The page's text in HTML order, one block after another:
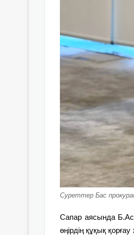
Суреттер Бас
Сапар аясында
өңірдің құқық